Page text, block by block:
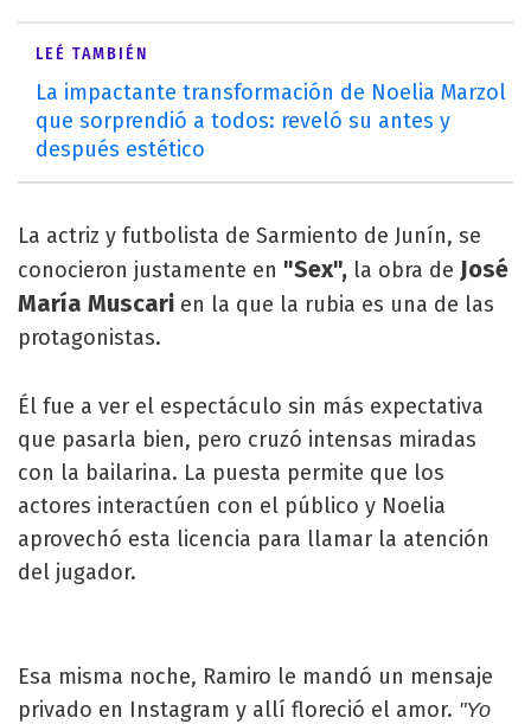
LEÉ TAMBIÉN
La impactante transformación de Noelia Marzol
que sorprendió a todos: reveló su antes y
después estético
La actriz y futbolista de Sarmiento de Junín, se
conocieron justamente en "Sex", la obra de José
María Muscari en la que la rubia es una de las
protagonistas.
Él fue a ver el espectáculo sin más expectativa
que pasarla bien, pero cruzó intensas miradas
con la bailarina. La puesta permite que los
actores interactúen con el público y Noelia
aprovechó esta licencia para llamar la atención
del jugador.
Esa misma noche, Ramiro le mandó un mensaje
privado en Instagram y allí floreció el amor. "Yo